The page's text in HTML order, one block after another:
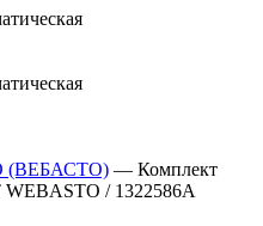
(ВЕБАСТО) — Комплект
WEBASTO / 1322586A